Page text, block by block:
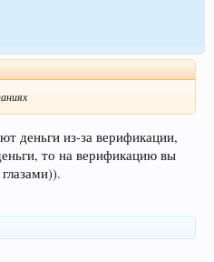
деньги из-за верификации,
то на верификацию вы